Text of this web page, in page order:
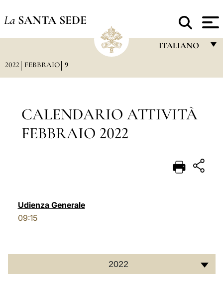
La SANTA SEDE
ITALIANO
DEUTSCH
2022 FEBBRAIO 9
CALENDARIO ATTIVITÀ
FEBBRAIO 2022
Udienza Generale
09:15
2022